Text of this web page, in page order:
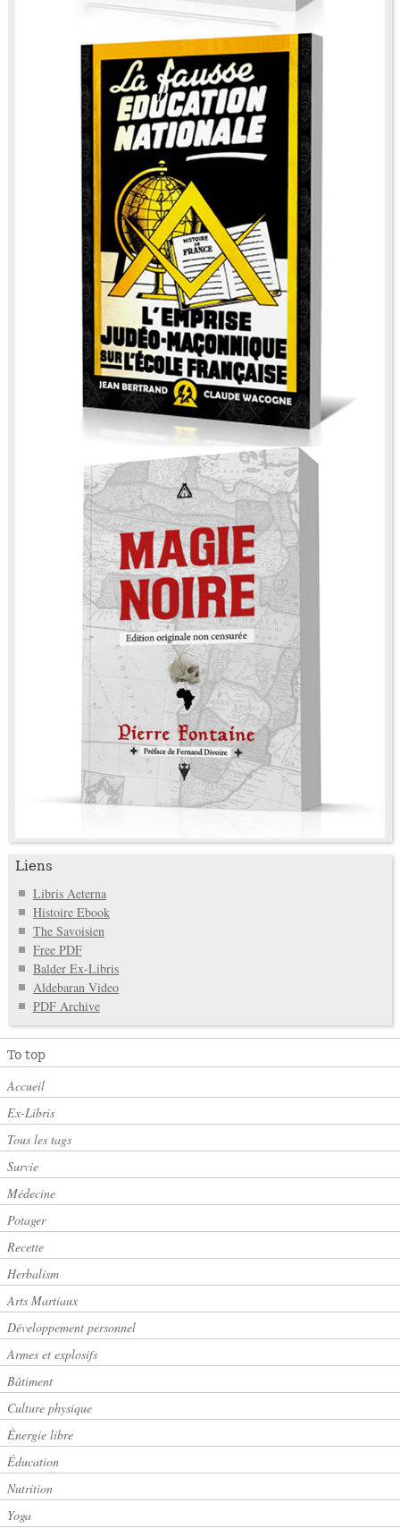
Liens
Libris Aeterna
Histoire Ebook
The Savoisien
Free PDF
Balder Ex-Libris
Aldebaran Video
PDF Archive
To top
Accueil
Ex-Libris
Tous les tags
Survie
Médecine
Potager
Recette
Herbalism
Arts Martiaux
Développement personnel
Armes et explosifs
Bâtiment
Culture physique
Énergie libre
Éducation
Nutrition
Yoga